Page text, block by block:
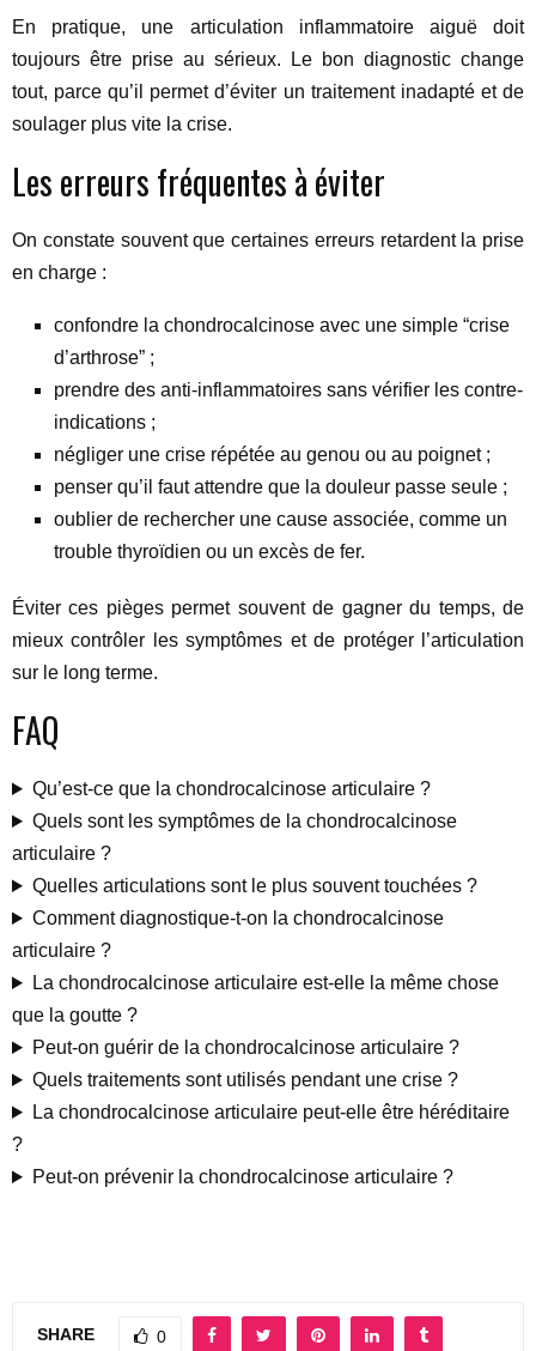
En pratique, une articulation inflammatoire aiguë doit
toujours être prise au sérieux. Le bon diagnostic change
tout, parce qu’il permet d’éviter un traitement inadapté et de
soulager plus vite la crise.
Les erreurs fréquentes à éviter
On constate souvent que certaines erreurs retardent la prise
en charge :
confondre la chondrocalcinose avec une simple “crise
d’arthrose” ;
prendre des anti-inflammatoires sans vérifier les contre-
indications ;
négliger une crise répétée au genou ou au poignet ;
penser qu’il faut attendre que la douleur passe seule ;
oublier de rechercher une cause associée, comme un
trouble thyroïdien ou un excès de fer.
Éviter ces pièges permet souvent de gagner du temps, de
mieux contrôler les symptômes et de protéger l’articulation
sur le long terme.
FAQ
Qu’est-ce que la chondrocalcinose articulaire ?
Quels sont les symptômes de la chondrocalcinose
articulaire ?
Quelles articulations sont le plus souvent touchées ?
Comment diagnostique-t-on la chondrocalcinose
articulaire ?
La chondrocalcinose articulaire est-elle la même chose
que la goutte ?
Peut-on guérir de la chondrocalcinose articulaire ?
Quels traitements sont utilisés pendant une crise ?
La chondrocalcinose articulaire peut-elle être héréditaire
?
Peut-on prévenir la chondrocalcinose articulaire ?
SHARE 0